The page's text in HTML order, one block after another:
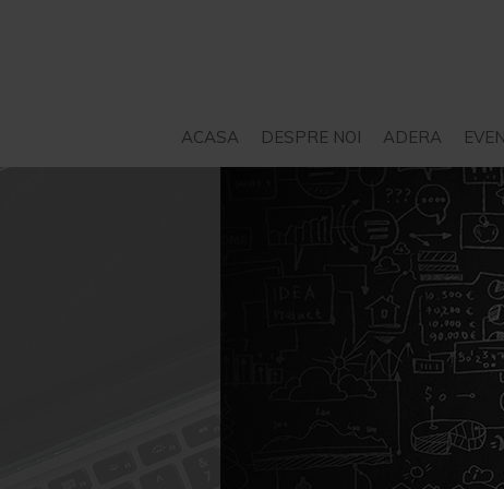
ACASA DESPRE NOI
SERVICII – CONSILIERE
ADERA